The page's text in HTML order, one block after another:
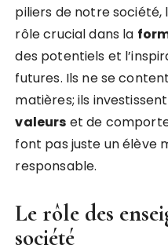
piliers de notre société,
rôle crucial dans la for
des potentiels et
futures. Ils ne se
matières; ils
valeurs et de
font pas juste un élève
responsable.
Le rôle des
société